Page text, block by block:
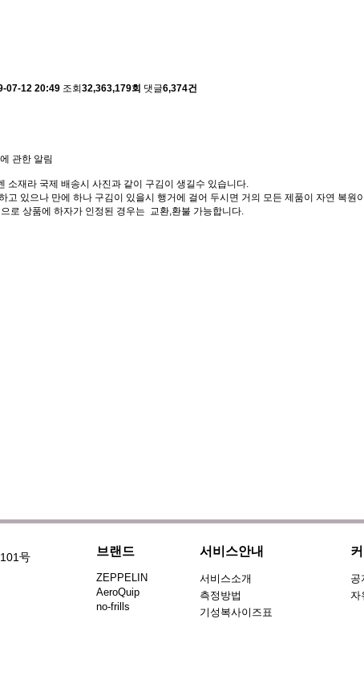
07-12 20:49 조회 32,363,179회 댓글6,374건
관한 알림
소재라 국제 배송시 사진과 같이 구김이 생길수 있습니다.
고 있으나 만에 하나 구김이 있을시 행거에 걸어 두시면 거의 모든 제품이 자연 복원
로 상품에 하자가 인정된 경우는 교환,환불 가능합니다.
号 브랜드
ZEPPELIN
AeroQuip
no-frills
서비스안내
서비스소개
측정방법
기성복사이즈표
공
자